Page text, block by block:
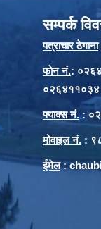
सम्पर्क
पत्राचार ठेगाना
फाेन नं.:
०२६४११०३४
फ्याक्स नं.:
मोवाइल नं. :
ईमेल: